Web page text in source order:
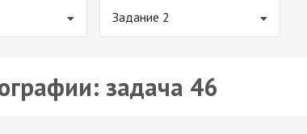
Задание 2
задача 46